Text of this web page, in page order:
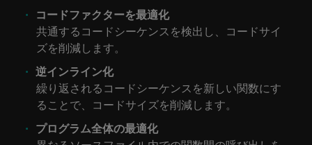
コードファクターを最適化
共通するコードシーケンスを検出し、コードサイ
ズを削減します。
逆インライン化
繰り返されるコードシーケンスを新しい関数にす
ることで、コードサイズを削減します。
プログラム全体の最適化